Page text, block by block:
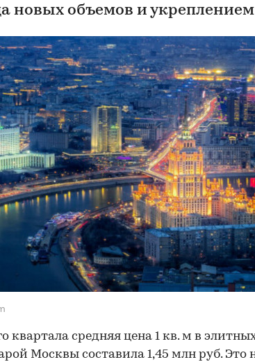
новых объемов и
квартала средняя цена 1 кв. м в
Москвы составила 1,45 млн руб. Это